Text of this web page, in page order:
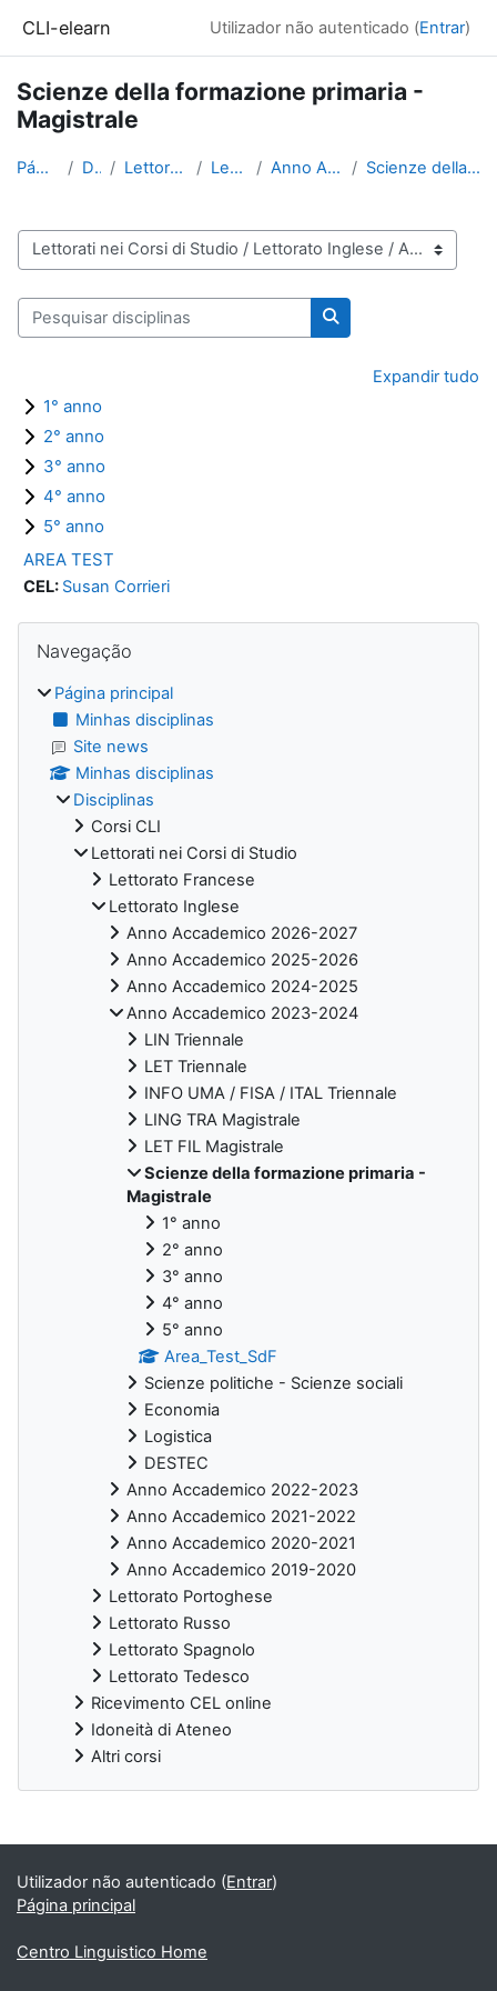
CLI-elearn Utilizador não autenticado (Entrar)
Scienze della formazione primaria -
Magistrale
Página principal Disciplinas Lettorati nei Corsi di Studio Lettorato Inglese Anno Accademico 2023-2024 Scienze della formazione primaria - Magistrale
Categorias de disciplinas
Pesquisar disciplinas
Pesquisar disciplinas
Expandir tudo
1° anno
2° anno
3° anno
4° anno
5° anno
AREA TEST
CEL: Susan Corrieri
Blocos
Navegação
Página principal
Minhas disciplinas
Site news
Minhas disciplinas
Disciplinas
Corsi CLI
Lettorati nei Corsi di Studio
Lettorato Francese
Lettorato Inglese
Anno Accademico 2026-2027
Anno Accademico 2025-2026
Anno Accademico 2024-2025
Anno Accademico 2023-2024
LIN Triennale
LET Triennale
INFO UMA / FISA / ITAL Triennale
LING TRA Magistrale
LET FIL Magistrale
Scienze della formazione primaria -
Magistrale
1° anno
2° anno
3° anno
4° anno
5° anno
Area_Test_SdF
Scienze politiche - Scienze sociali
Economia
Logistica
DESTEC
Anno Accademico 2022-2023
Anno Accademico 2021-2022
Anno Accademico 2020-2021
Anno Accademico 2019-2020
Lettorato Portoghese
Lettorato Russo
Lettorato Spagnolo
Lettorato Tedesco
Ricevimento CEL online
Idoneità di Ateneo
Altri corsi
Blocos adicionais
Utilizador não autenticado (Entrar)
Página principal
Centro Linguistico Home